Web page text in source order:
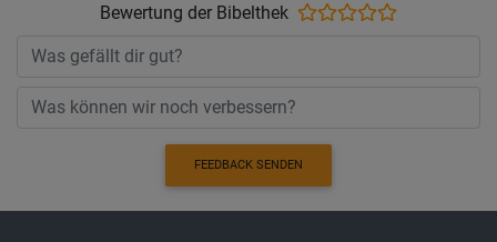
Bewertung der Bibelthek
FEEDBACK SENDEN